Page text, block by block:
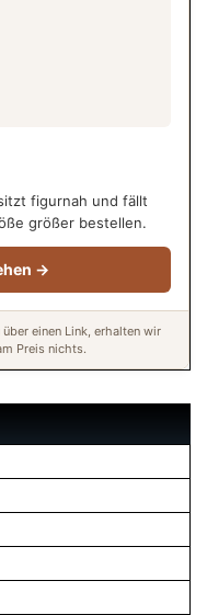
figurnah und fällt
größer bestellen.
→
einen Link, erhalten wir
Preis nichts.